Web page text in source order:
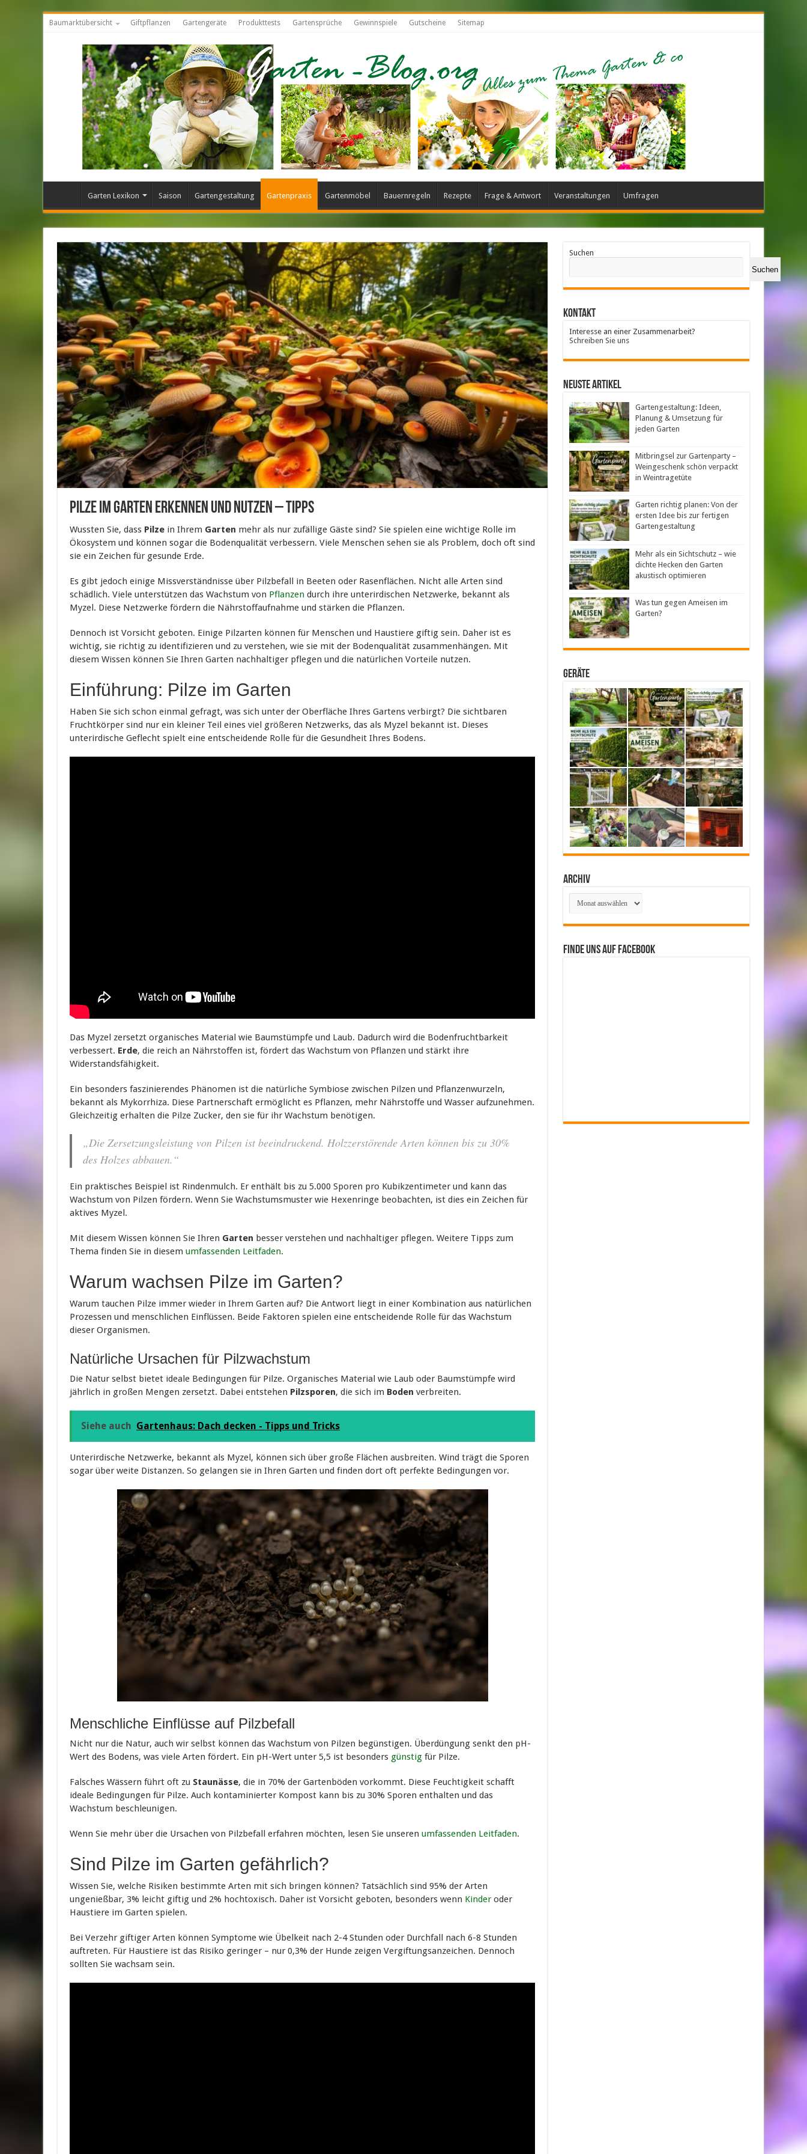
Baumarktübersicht Giftpflanzen Gartengeräte Produkttests Gartensprüche Gewinnspiele Gutscheine Sitemap
Garten Lexikon Saison Gartengestaltung Gartenpraxis Gartenmöbel Bauernregeln Rezepte Frage & Antwort Veranstaltungen Umfragen
Pilze im Garten erkennen und nutzen – Tipps
Wussten Sie, dass Pilze in Ihrem Garten mehr als nur zufällige Gäste sind? Sie spielen eine wichtige Rolle im
Ökosystem und können sogar die Bodenqualität verbessern. Viele Menschen sehen sie als Problem, doch oft sind
sie ein Zeichen für gesunde Erde.
Es gibt jedoch einige Missverständnisse über Pilzbefall in Beeten oder Rasenflächen. Nicht alle Arten sind
schädlich. Viele unterstützen das Wachstum von Pflanzen durch ihre unterirdischen Netzwerke, bekannt als
Myzel. Diese Netzwerke fördern die Nährstoffaufnahme und stärken die Pflanzen.
Dennoch ist Vorsicht geboten. Einige Pilzarten können für Menschen und Haustiere giftig sein. Daher ist es
wichtig, sie richtig zu identifizieren und zu verstehen, wie sie mit der Bodenqualität zusammenhängen. Mit
diesem Wissen können Sie Ihren Garten nachhaltiger pflegen und die natürlichen Vorteile nutzen.
Einführung: Pilze im Garten
Haben Sie sich schon einmal gefragt, was sich unter der Oberfläche Ihres Gartens verbirgt? Die sichtbaren
Fruchtkörper sind nur ein kleiner Teil eines viel größeren Netzwerks, das als Myzel bekannt ist. Dieses
unterirdische Geflecht spielt eine entscheidende Rolle für die Gesundheit Ihres Bodens.
Das Myzel zersetzt organisches Material wie Baumstümpfe und Laub. Dadurch wird die Bodenfruchtbarkeit
verbessert. Erde, die reich an Nährstoffen ist, fördert das Wachstum von Pflanzen und stärkt ihre
Widerstandsfähigkeit.
Ein besonders faszinierendes Phänomen ist die natürliche Symbiose zwischen Pilzen und Pflanzenwurzeln,
bekannt als Mykorrhiza. Diese Partnerschaft ermöglicht es Pflanzen, mehr Nährstoffe und Wasser aufzunehmen.
Gleichzeitig erhalten die Pilze Zucker, den sie für ihr Wachstum benötigen.
„Die Zersetzungsleistung von Pilzen ist beeindruckend. Holzzerstörende Arten können bis zu 30%
des Holzes abbauen.“
Ein praktisches Beispiel ist Rindenmulch. Er enthält bis zu 5.000 Sporen pro Kubikzentimeter und kann das
Wachstum von Pilzen fördern. Wenn Sie Wachstumsmuster wie Hexenringe beobachten, ist dies ein Zeichen für
aktives Myzel.
Mit diesem Wissen können Sie Ihren Garten besser verstehen und nachhaltiger pflegen. Weitere Tipps zum
Thema finden Sie in diesem umfassenden Leitfaden.
Warum wachsen Pilze im Garten?
Warum tauchen Pilze immer wieder in Ihrem Garten auf? Die Antwort liegt in einer Kombination aus natürlichen
Prozessen und menschlichen Einflüssen. Beide Faktoren spielen eine entscheidende Rolle für das Wachstum
dieser Organismen.
Natürliche Ursachen für Pilzwachstum
Die Natur selbst bietet ideale Bedingungen für Pilze. Organisches Material wie Laub oder Baumstümpfe wird
jährlich in großen Mengen zersetzt. Dabei entstehen Pilzsporen, die sich im Boden verbreiten.
Siehe auch Gartenhaus: Dach decken - Tipps und Tricks
Unterirdische Netzwerke, bekannt als Myzel, können sich über große Flächen ausbreiten. Wind trägt die Sporen
sogar über weite Distanzen. So gelangen sie in Ihren Garten und finden dort oft perfekte Bedingungen vor.
Menschliche Einflüsse auf Pilzbefall
Nicht nur die Natur, auch wir selbst können das Wachstum von Pilzen begünstigen. Überdüngung senkt den pH-
Wert des Bodens, was viele Arten fördert. Ein pH-Wert unter 5,5 ist besonders günstig für Pilze.
Falsches Wässern führt oft zu Staunässe, die in 70% der Gartenböden vorkommt. Diese Feuchtigkeit schafft
ideale Bedingungen für Pilze. Auch kontaminierter Kompost kann bis zu 30% Sporen enthalten und das
Wachstum beschleunigen.
Wenn Sie mehr über die Ursachen von Pilzbefall erfahren möchten, lesen Sie unseren umfassenden Leitfaden.
Sind Pilze im Garten gefährlich?
Wissen Sie, welche Risiken bestimmte Arten mit sich bringen können? Tatsächlich sind 95% der Arten
ungenießbar, 3% leicht giftig und 2% hochtoxisch. Daher ist Vorsicht geboten, besonders wenn Kinder oder
Haustiere im Garten spielen.
Bei Verzehr giftiger Arten können Symptome wie Übelkeit nach 2-4 Stunden oder Durchfall nach 6-8 Stunden
auftreten. Für Haustiere ist das Risiko geringer – nur 0,3% der Hunde zeigen Vergiftungsanzeichen. Dennoch
sollten Sie wachsam sein.
Suchen
Suchen
Kontakt
Interesse an einer Zusammenarbeit?
Schreiben Sie uns
neuste Artikel
Gartengestaltung: Ideen,
Planung & Umsetzung für
jeden Garten
Mitbringsel zur Gartenparty –
Weingeschenk schön verpackt
in Weintragetüte
Garten richtig planen: Von der
ersten Idee bis zur fertigen
Gartengestaltung
Mehr als ein Sichtschutz – wie
dichte Hecken den Garten
akustisch optimieren
Was tun gegen Ameisen im
Garten?
Geräte
Archiv
Archiv
Finde uns auf Facebook